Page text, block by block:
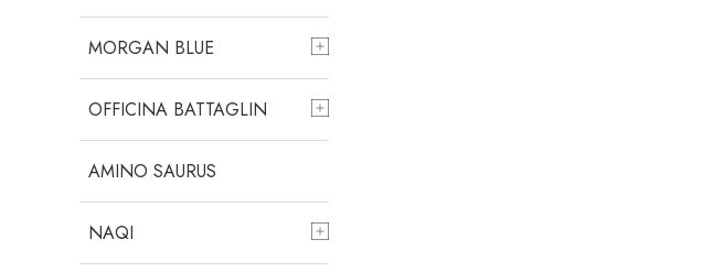
MORGAN BLUE
OFFICINA BATTAGLIN
AMINO SAURUS
NAQI